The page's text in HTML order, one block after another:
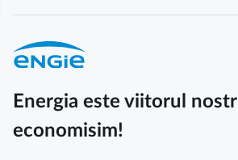
Energia este viitorul
economisim!